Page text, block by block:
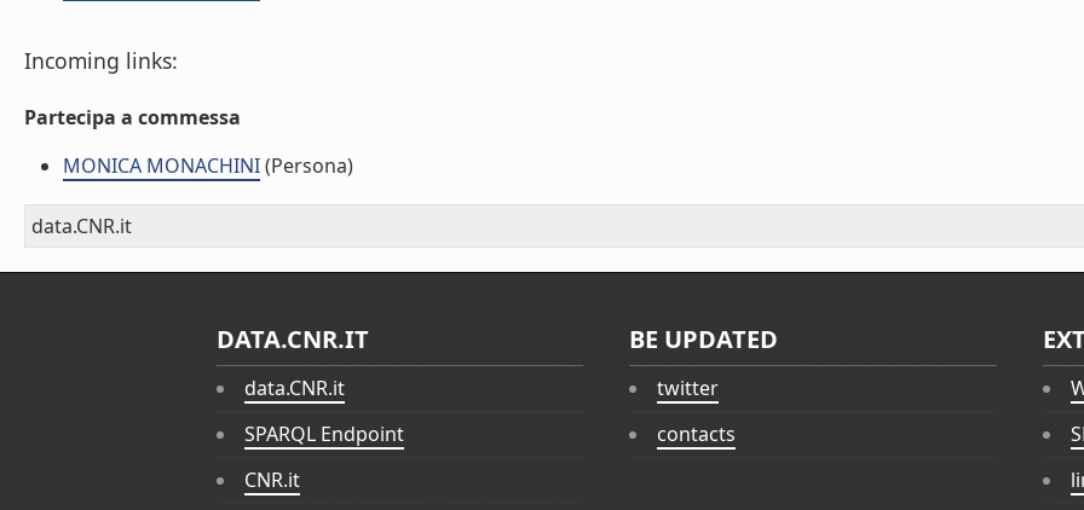
Incoming links:
Partecipa a commessa
MONICA MONACHINI(Persona)
data.CNR.it
DATA.CNR.IT
data.CNR.it
SPARQL Endpoint
CNR.it
BE UPDATED
twitter
contacts